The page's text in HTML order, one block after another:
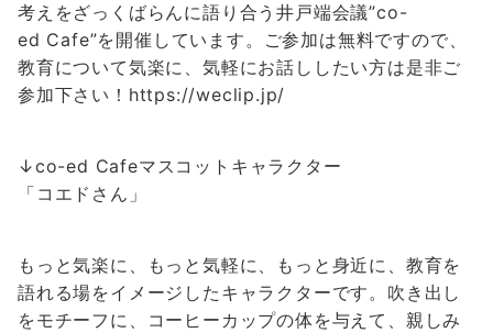
考えをざっくばらんに語り合う井戸端会議”co-
ed Cafe”を開催しています。ご参加は無料ですので、
教育について気楽に、気軽にお話ししたい方は是非ご
参加下さい！https://weclip.jp/
↓co-ed Cafeマスコットキャラクター
「コエドさん」
もっと気楽に、もっと気軽に、もっと身近に、教育を
語れる場をイメージしたキャラクターです。吹き出し
をモチーフに、コーヒーカップの体を与えて、親しみ